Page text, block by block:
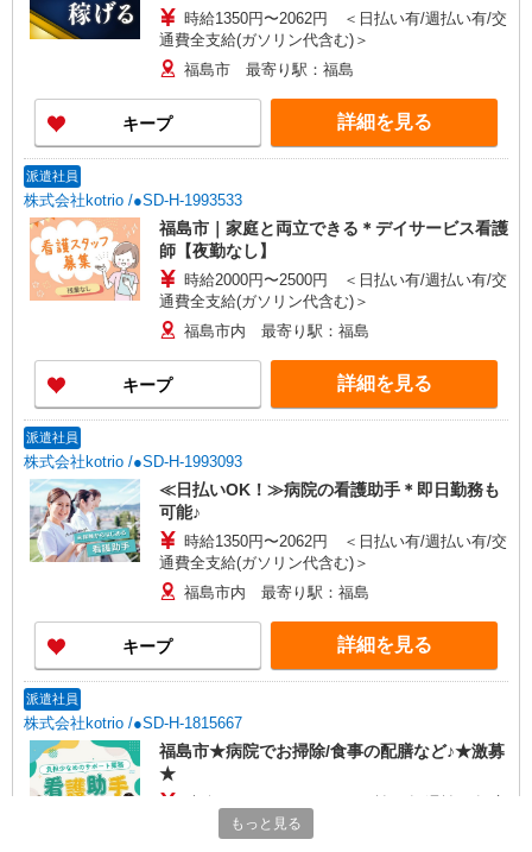
時給1350円〜2062円 ＜日払い有/週払い有/交
通費全支給(ガソリン代含む)＞
福島市 最寄り駅：福島
キープ 詳細を見る
派遣社員
株式会社kotrio /●SD-H-1993533
福島市｜家庭と両立できる＊デイサービス看護
師【夜勤なし】
時給2000円〜2500円 ＜日払い有/週払い有/交
通費全支給(ガソリン代含む)＞
福島市内 最寄り駅：福島
キープ 詳細を見る
派遣社員
株式会社kotrio /●SD-H-1993093
≪日払いOK！≫病院の看護助手＊即日勤務も
可能♪
時給1350円〜2062円 ＜日払い有/週払い有/交
通費全支給(ガソリン代含む)＞
福島市内 最寄り駅：福島
キープ 詳細を見る
派遣社員
株式会社kotrio /●SD-H-1815667
福島市★病院でお掃除/食事の配膳など♪★激募
★
通費全支給(ガソリン代含む)＞
もっと見る